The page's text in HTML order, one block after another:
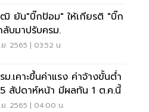
ยัน"บิ๊กป้อม" ให้เกียรติ "บิ๊ก
บมาปรับครม.
. 2565 | 03:52 น.
ม.เคาะขึ้นค่าแรง ค่าจ้างขั้นต่ำ
สัปดาห์หน้า มีผลทัน 1 ต.ค.นี้
. 2565 | 04:00 น.